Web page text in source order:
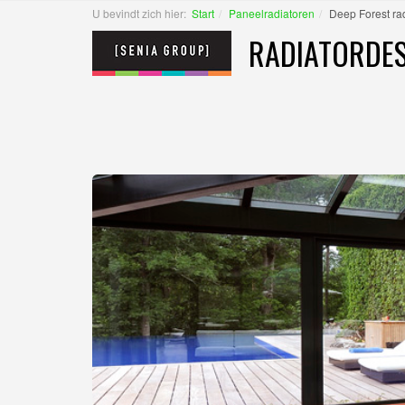
U bevindt zich hier: Start Paneelradiatoren Deep Forest